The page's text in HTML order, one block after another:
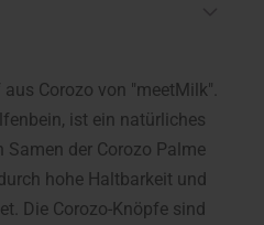
Corozo von "meetMilk".
ist ein natürliches
Samen der Corozo Palme
hohe Haltbarkeit und
Die Corozo-Knöpfe sind